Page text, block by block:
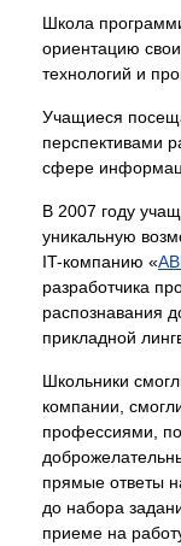
Школа
ориентацию
технологий и
Учащиеся
перспективами
сфере
В 2007 году
уникальную
IT-компанию «
разработчика
распознавания
прикладной
Школьники
компании,
профессиями,
прямые ответы
до набора
приеме на